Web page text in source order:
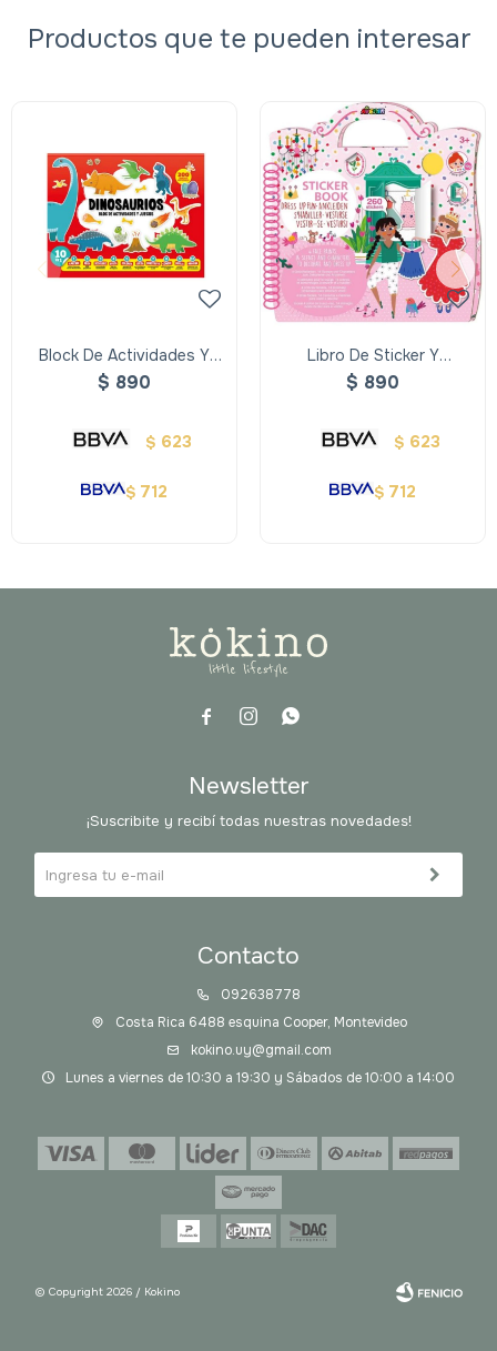
Productos que te pueden interesar
Block De Actividades Y
Juegos Imagiland
$ 890
$ 623
$ 712
Libro De Sticker Y
Actividades- Vestirse
$ 890
$ 623
$ 712
  
Contacto
092638778
Costa Rica 6488 esquina Cooper, Montevideo
kokino.uy@gmail.com
Lunes a viernes de 10:30 a 19:30 y Sábados de 10:00 a 14:00
Newsletter
¡Suscribite y recibí todas nuestras novedades!
© Copyright 2026 / Kokino